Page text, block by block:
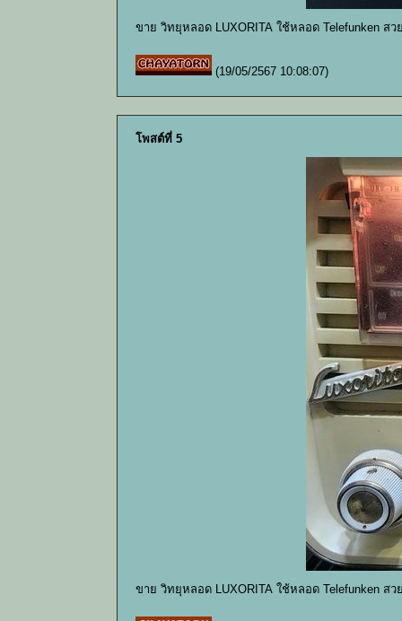
ขาย วิทยุหลอด LUXORITA ใช้หลอด Telefunken ส
(19/05/2567 10:08:07)
โพสต์ที่ 5
ขาย วิทยุหลอด LUXORITA ใช้หลอด Telefunken ส